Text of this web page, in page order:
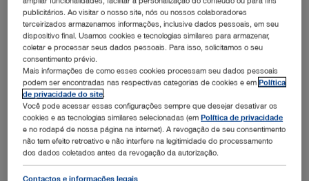
Arquivo de imprensa
Presse 2025
Presse 2021
Presse 2020
Presse 2019
publicitários. Ao visitar o nosso site, nós ou nossos colaboradores
terceirizados armazenamos informações, inclusive dados pessoais, em seu
dispositivo final. Usamos cookies e tecnologias similares para armazenar,
coletar e processar seus dados pessoais. Para isso, solicitamos o seu
consentimento prévio.
Mais informações de como esses cookies processam seu dados pessoais
podem ser encontradas nas respectivas categorias de cookies e emPolítica
de privacidade do site
Você pode acessar essas configurações sempre que desejar desativar os
cookies e as tecnologias similares selecionadas (emPolítica de privacidade
e no rodapé de nossa página na internet). A revogação de seu consentimento
não tem efeito retroativo e não interfere na legitimidade do processamento
dos dados coletados antes da revogação da autorização.
Contactos e informações legais